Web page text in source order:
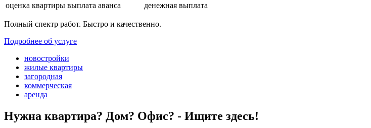
оценка квартиры выплата аванса денежная выплата
Полный спектр работ. Быстро и качественно.
Подробнее об услуге
новостройки
жилые квартиры
загородная
коммерческая
аренда
Нужна квартира? Дом? Офис? - Ищите здесь!